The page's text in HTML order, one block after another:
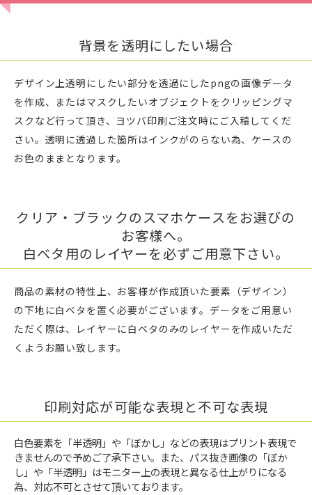
背景を透明にしたい場合
デザイン上透明にしたい部分を透過にしたpngの画像データ
を作成、またはマスクしたいオブジェクトをクリッピングマ
スクなど行って頂き、ヨツバ印刷ご注文時にご入稿してくだ
さい。透明に透過した箇所はインクがのらない為、ケースの
お色のままとなります。
クリア・ブラックのスマホケースをお選びの
お客様へ。
白ベタ用のレイヤーを必ずご用意下さい。
商品の素材の特性上、お客様が作成頂いた要素（デザイン）
の下地に白ベタを置く必要がございます。データをご用意い
ただく際は、レイヤーに白ベタのみのレイヤーを作成いただ
くようお願い致します。
印刷対応が可能な表現と不可な表現
白色要素を「半透明」や「ぼかし」などの表現はプリント表現で
きませんので予めご了承下さい。また、パス抜き画像の「ぼか
し」や「半透明」はモニター上の表現と異なる仕上がりになる
為、対応不可とさせて頂いております。